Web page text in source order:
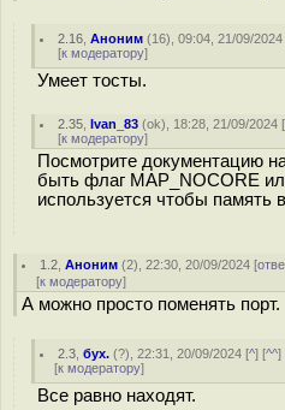
2.16 ,Аноним (16), 09:04, 21/09/2024
[к модератору]
Умеет тосты.
2.35 ,Ivan_83 (ok), 18:28, 21/09/2024 [
[к модератору]
Посмотрите документацию
быть флаг MAP_NOCORE
используется чтобы память
1.2 ,Аноним (2), 22:30, 20/09/2024 [
[к модератору]
А можно просто поменять порт.
2.3 ,бух. (?), 22:31, 20/09/2024 [^] [^^]
[к модератору]
Все равно находят.